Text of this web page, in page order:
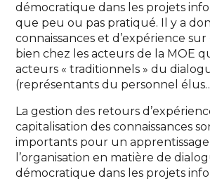
démocratique dans les projets
que peu ou pas pratiqué. Il y a
connaissances et d’expérience sur
bien chez les acteurs de la MOE
acteurs « traditionnels » du
(représentants du personnel
La gestion des retours
capitalisation des connaissances
importants pour un
l’organisation en matière de
démocratique dans les projets